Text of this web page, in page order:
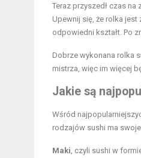
Teraz przyszedł czas
Upewnij się, że rolka
odpowiedni kształt. Po
Dobrze wykonana rolka
mistrza, więc im więcej
Jakie są
Wśród
rodzajów sushi ma
Maki , czyli sushi w